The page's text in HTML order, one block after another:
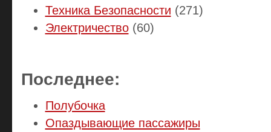
Техника Безопасности (271)
Электричество(60)
Последнее:
Полубочка
Опаздывающие пассажиры